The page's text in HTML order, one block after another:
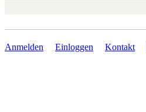
Anmelden Einloggen Kontakt